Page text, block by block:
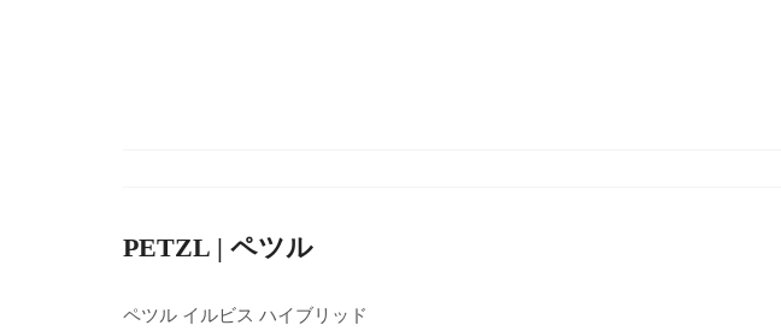
PETZL | ペツル
ペツル イルビス ハイブリッド